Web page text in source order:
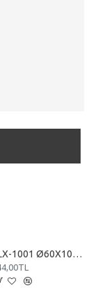
PLX-1001 Ø60X100mm